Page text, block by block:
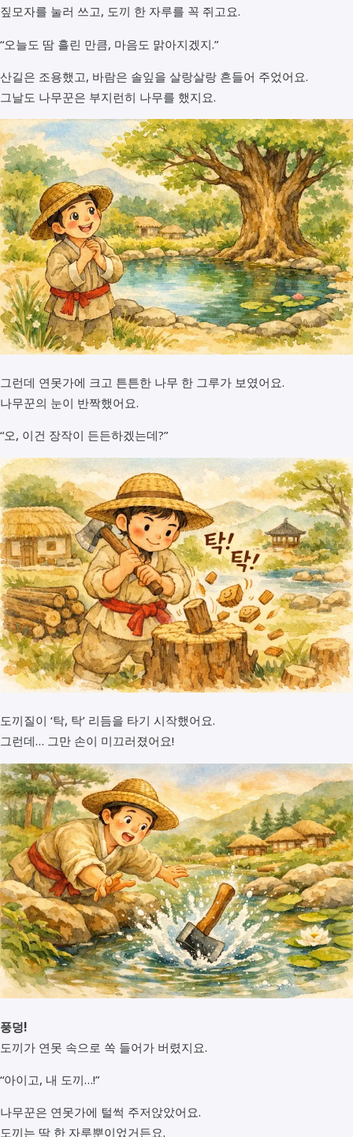
짚모자를 눌러 쓰고, 도끼 한 자루를 꼭 쥐고요.
“오늘도 땀 흘린 만큼, 마음도 맑아지겠지.”
산길은 조용했고, 바람은 솔잎을 살랑살랑 흔들어 주었어요.
그날도 나무꾼은 부지런히 나무를 했지요.
그런데 연못가에 크고 튼튼한 나무 한 그루가 보였어요.
나무꾼의 눈이 반짝했어요.
“오, 이건 장작이 든든하겠는데?”
도끼질이 ‘탁, 탁’ 리듬을 타기 시작했어요.
그런데… 그만 손이 미끄러졌어요!
풍덩!
도끼가 연못 속으로 쏙 들어가 버렸지요.
“아이고, 내 도끼…!”
나무꾼은 연못가에 털썩 주저앉았어요.
도끼는 딱 한 자루뿐이었거든요.